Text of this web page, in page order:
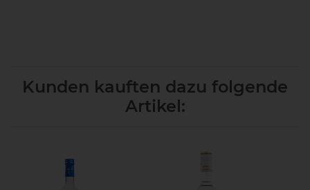
Kunden kauften dazu folgende
Artikel: